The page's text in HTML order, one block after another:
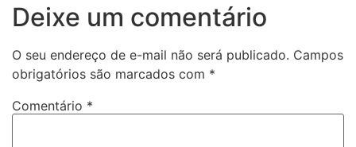
Deixe um comentário
O seu endereço de e-mail não será publicado. Campos
obrigatórios são marcados com *
Comentário *